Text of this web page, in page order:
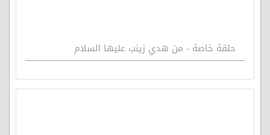
حلقة خاصة - من هدي زينب عليها السلام